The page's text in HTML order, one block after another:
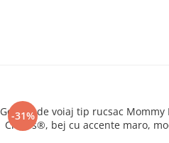
-31%
Geanta de voiaj tip rucsac Mommy
Cracos®, bej cu accente maro,